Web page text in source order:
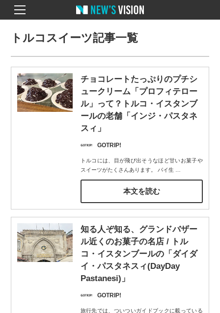
トルコスイーツ記事一覧
チョコレートたっぷりのプチシ
ュークリーム「プロフィテロー
ル」って？トルコ・イスタンブ
ールの老舗「インジ・パスタネ
スィ」
GOTRIP!
トルコには、目が飛び出そうなほど甘いお菓子や
スイーツがたくさんあります。 パイ生
本文を読む
知る人ぞ知る、グランドバザー
ル近くのお菓子の名店 / トル
コ・イスタンブールの「ダイダ
イ・パスタネスィ(DayDay
Pastanesi)」
GOTRIP!
旅行先では、ついついガイドブックに載っている